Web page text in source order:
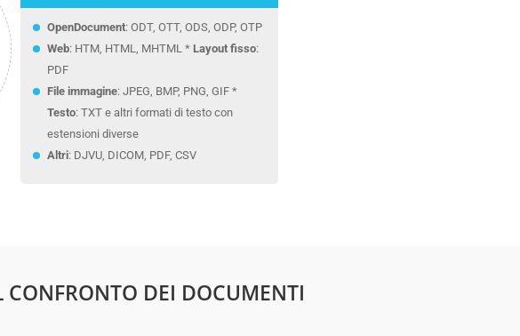
OpenDocument: ODT, OTT, ODS, ODP, OTP
Web: HTM, HTML, MHTML * Layout fisso:
PDF
File immagine: JPEG, BMP, PNG, GIF *
Testo: TXT e altri formati di testo con
estensioni diverse
Altri: DJVU, DICOM, PDF, CSV
CONFRONTO DEI DOCUMENTI